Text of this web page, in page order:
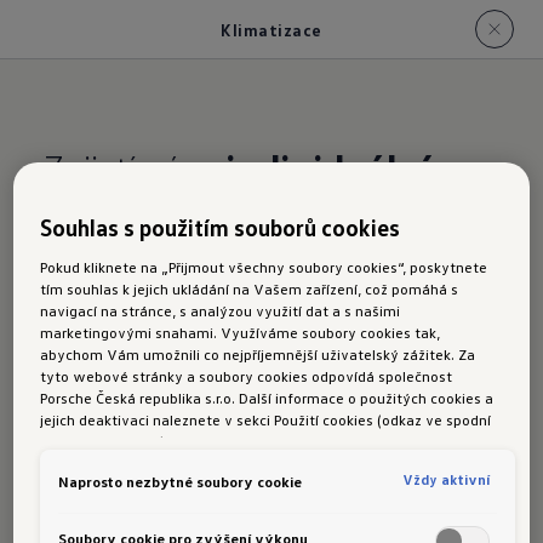
Klimatizace
Zajistí vámindividuální
cestovní klima
Klimatizace Air Care Climatronic
Pyl, spory, saze z nafty jemný prach i ostatní
alergeny musí zůstat venku, protože se do
vozu Touran prostě nedostanou. Zdravý
vzduch je v interiéru vozu samozřejmostí.
nepustí nežádoucí cestující dovnitř. Vzduch
Souhlas s použitím souborů cookies
Pokud kliknete na „Přijmout všechny soubory cookies“, poskytnete
tím souhlas k jejich ukládání na Vašem zařízení, což pomáhá s
navigací na stránce, s analýzou využití dat a s našimi
marketingovými snahami. Využíváme soubory cookies tak,
abychom Vám umožnili co nejpříjemnější uživatelský zážitek. Za
tyto webové stránky a soubory cookies odpovídá společnost
Porsche Česká republika s.r.o. Další informace o použitých cookies a
jejich deaktivaci naleznete v sekci Použití cookies (odkaz ve spodní
části této stránky).
Naprosto nezbytné soubory cookie Vždy aktivní
Soubory cookie pro zvýšení výkonu